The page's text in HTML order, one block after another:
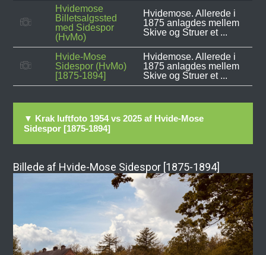
Hvidemose
Billetsalgssted
med Sidespor
(HvMo)
Hvidemose. Allerede i
1875 anlagdes mellem
Skive og Struer et ...
Hvide-Mose
Sidespor (HvMo)
[1875-1894]
Hvidemose. Allerede i
1875 anlagdes mellem
Skive og Struer et ...
▼ Krak luftfoto 1954 vs 2025 af Hvide-Mose
Sidespor [1875-1894]
Billede af Hvide-Mose Sidespor [1875-1894]